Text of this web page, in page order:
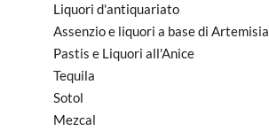
Liquori d'antiquariato
Assenzio e liquori a base di Artemisia
Pastis e Liquori all'Anice
Tequila
Sotol
Mezcal